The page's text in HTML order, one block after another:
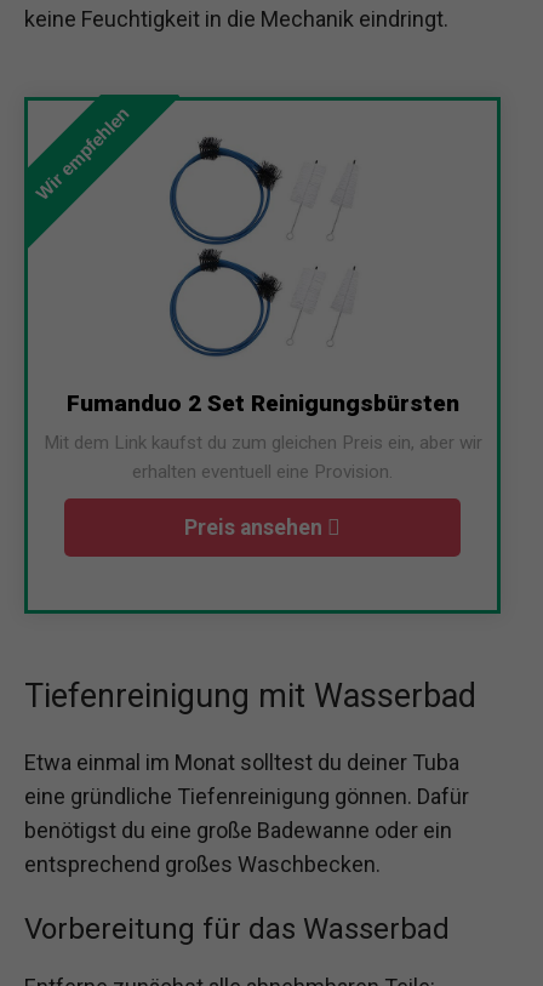
keine Feuchtigkeit in die Mechanik eindringt.
Wir empfehlen
Fumanduo 2 Set Reinigungsbürsten
Mit dem Link kaufst du zum gleichen Preis ein, aber wir
erhalten eventuell eine Provision.
Preis ansehen
Tiefenreinigung mit Wasserbad
Etwa einmal im Monat solltest du deiner Tuba
eine gründliche Tiefenreinigung gönnen. Dafür
benötigst du eine große Badewanne oder ein
entsprechend großes Waschbecken.
Vorbereitung für das Wasserbad